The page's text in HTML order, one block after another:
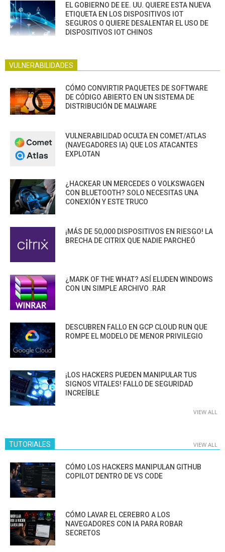
EL GOBIERNO DE EE. UU. QUIERE ESTA NUEVA
ETIQUETA EN LOS DISPOSITIVOS IOT
SEGUROS O QUIERE DESALENTAR EL USO DE
DISPOSITIVOS IOT CHINOS
VULNERABILIDADES
CÓMO CONVIRTIR PAQUETES DE SOFTWARE
DE CÓDIGO ABIERTO EN UN SISTEMA DE
DISTRIBUCIÓN DE MALWARE
VULNERABILIDAD OCULTA EN COMET/ATLAS
(NAVEGADORES IA) QUE LOS ATACANTES
EXPLOTAN
¿HACKEAR UN MERCEDES O VOLKSWAGEN
CON BLUETOOTH? SOLO NECESITAS UNA
CONEXIÓN Y ESTE TRUCO
¡MÁS DE 50,000 DISPOSITIVOS EN RIESGO! LA
BRECHA DE CITRIX QUE NADIE PARCHEÓ
¿MARK OF THE WHAT? ASÍ ELUDEN WINDOWS
CON UN SIMPLE ARCHIVO .RAR
DESCUBREN FALLO EN GCP CLOUD RUN QUE
ROMPE EL MODELO DE MENOR PRIVILEGIO
¡LOS HACKERS PUEDEN MANIPULAR TUS
SIGNOS VITALES! FALLO DE SEGURIDAD
INCREÍBLE
VIEW ALL
TUTORIALES VIEW ALL
CÓMO LOS HACKERS MANIPULAN GITHUB
COPILOT DENTRO DE VS CODE
CÓMO LAVAR EL CEREBRO A LOS
NAVEGADORES CON IA PARA ROBAR
SECRETOS